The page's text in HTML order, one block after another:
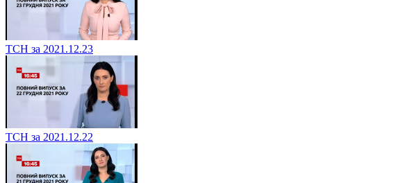
ТСН за 2021.12.23
ТСН за 2021.12.22